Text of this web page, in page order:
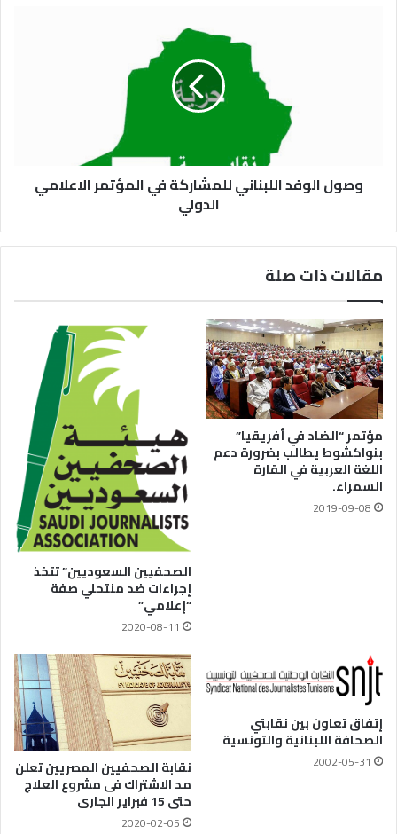
وصول الوفد اللبناني للمشاركة في المؤتمر الاعلامي
الدولي
مقالات ذات صلة
مؤتمر “الضاد في أفريقيا”
بنواكشوط يطالب بضرورة دعم
اللغة العربية في القارة
السمراء.
2019-09-08
الصحفيين السعوديين” تتخذ
إجراءات ضد منتحلي صفة
“إعلامي”
2020-08-11
إتفاق تعاون بين نقابتي
الصحافة اللبنانية والتونسية
2002-05-31 نقابة الصحفيين المصريين تعلن
مد الاشتراك فى مشروع العلاج
حتى 15 فبراير الجارى
2020-02-05